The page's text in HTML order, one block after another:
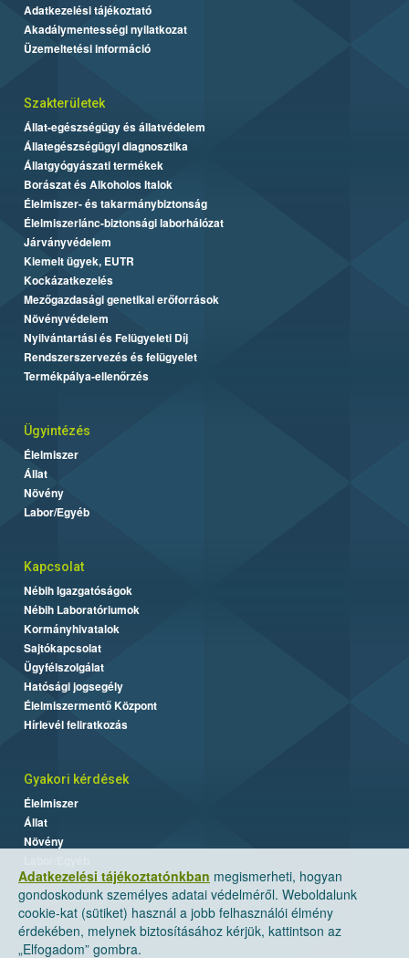
Adatkezelési tájékoztatónkban megismerheti, hogyan
gondoskodunk személyes adatai védelméről. Weboldalunk
cookie-kat (sütiket) használ a jobb felhasználói élmény
érdekében, melynek biztosításához kérjük, kattintson az
„Elfogadom” gombra.
Adatkezelési tájékoztató
Akadálymentességi nyilatkozat
Üzemeltetési információ
Szakterületek
Állat-egészségügy és állatvédelem
Állategészségügyi diagnosztika
Állatgyógyászati termékek
Borászat és Alkoholos Italok
Élelmiszer- és takarmánybiztonság
Élelmiszerlánc-biztonsági laborhálózat
Járványvédelem
Kiemelt ügyek, EUTR
Kockázatkezelés
Mezőgazdasági genetikai erőforrások
Növényvédelem
Nyilvántartási és Felügyeleti Díj
Rendszerszervezés és felügyelet
Termékpálya-ellenőrzés
Ügyintézés
Élelmiszer
Állat
Növény
Labor/Egyéb
Kapcsolat
Nébih Igazgatóságok
Nébih Laboratóriumok
Kormányhivatalok
Sajtókapcsolat
Ügyfélszolgálat
Hatósági jogsegély
Élelmiszermentő Központ
Hírlevél feliratkozás
Gyakori kérdések
Élelmiszer
Állat
Növény